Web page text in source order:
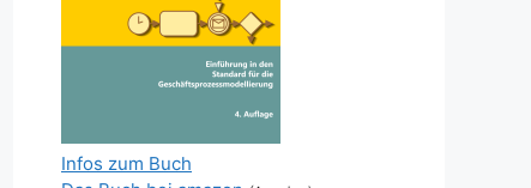
Infos zum Buch